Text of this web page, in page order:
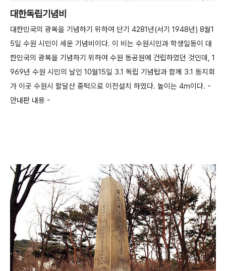
대한독립기념비
대한민국의 광복을 기념하기 위하여 단기 4281년(서기 1948년) 8월1
5일 수원 시민이 세운 기념비이다. 이 비는 수원시민과 학생일동이 대
한민국의 광복을 기념하기 위하여 수원 동공원에 건립하였던 것인데, 1
969년 수원 시민의 날인 10월15일 3.1 독립 기념탑과 함께 3.1 동지회
가 이곳 수원시 팔달산 중턱으로 이전설치 하였다. 높이는 4m이다. -
안내판 내용 -